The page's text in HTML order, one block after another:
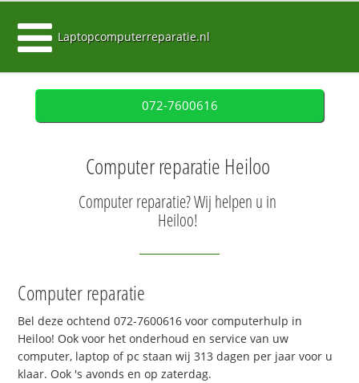
Laptopcomputerreparatie.nl
072-7600616
Computer reparatie Heiloo
Computer reparatie? Wij helpen u in
Heiloo!
Computer reparatie
Bel deze ochtend 072-7600616 voor computerhulp in
Heiloo! Ook voor het onderhoud en service van uw
computer, laptop of pc staan wij 313 dagen per jaar voor u
klaar. Ook 's avonds en op zaterdag.